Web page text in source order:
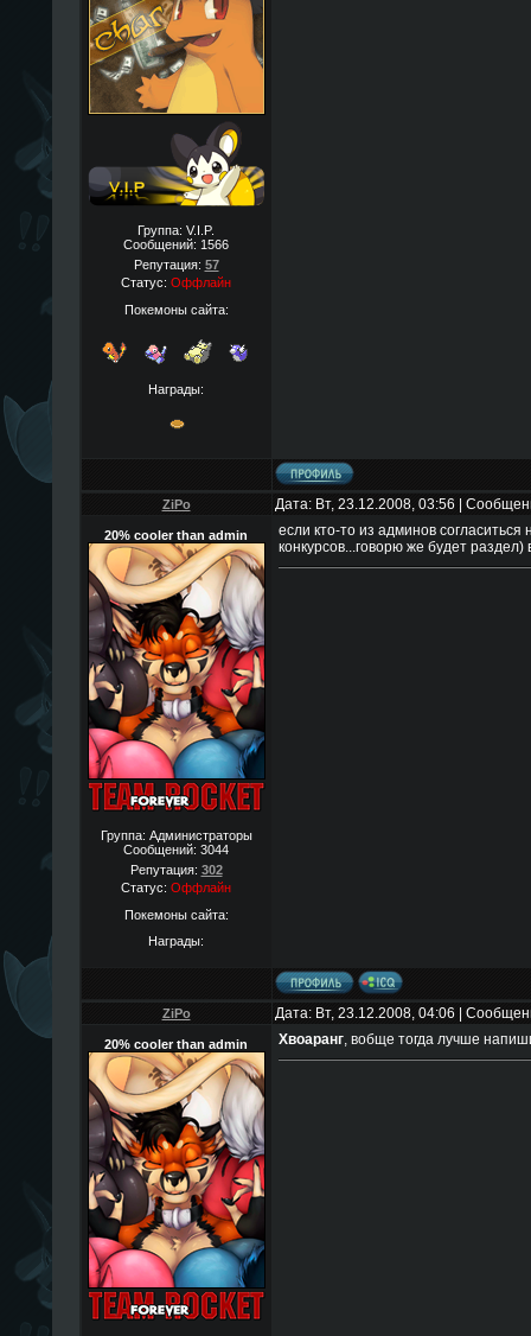
Группа: V.I.P.
Сообщений: 1566
Репутация: 57
Статус: Оффлайн
Покемоны сайта:
Награды:
ZiPo Дата: Вт, 23.12.2008, 03:56 |
20% cooler than admin
Группа: Администраторы
Сообщений: 3044
Репутация: 302
Статус: Оффлайн
Покемоны сайта:
Награды:
если кто-то из админов
конкурсов...говорю же будет
ZiPo Дата: Вт, 23.12.2008, 04:06 |
20% cooler than admin Хвоаранг, вобще тогда лучше